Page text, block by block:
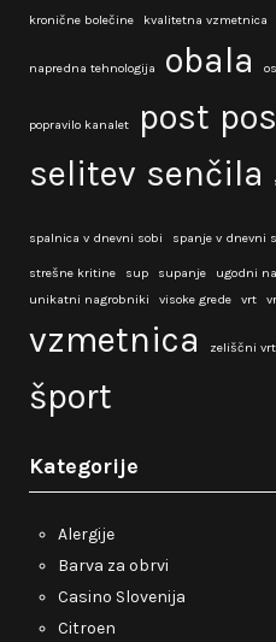
kronične bolečine kvalitetna vzmetnica
napredna tehnologija obala
popravilo kanalet post
selitev senčila
spalnica v dnevni sobi spanje v dnevni
strešne kritine sup supanje ugodni
unikatni nagrobniki
visoke grede vrt
vzmetnica zeliščni vrt
šport
Kategorije
Alergije
Barva za obrvi
Casino Slovenija
Citroen